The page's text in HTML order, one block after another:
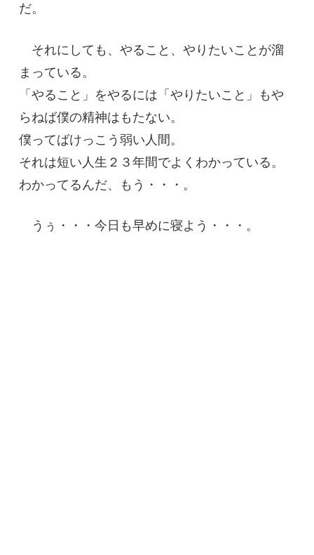
だ。
それにしても、やること、やりたいことが溜
まっている。
「やること」をやるには「やりたいこと」もや
らねば僕の精神はもたない。
僕ってばけっこう弱い人間。
それは短い人生２３年間でよくわかっている。
わかってるんだ、もう・・・。
うぅ・・・今日も早めに寝よう・・・。